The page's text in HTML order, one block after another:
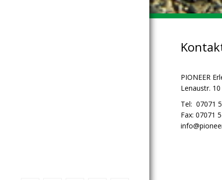
PIONEER
Lenaustr.
Tel: 07071
Fax: 07071